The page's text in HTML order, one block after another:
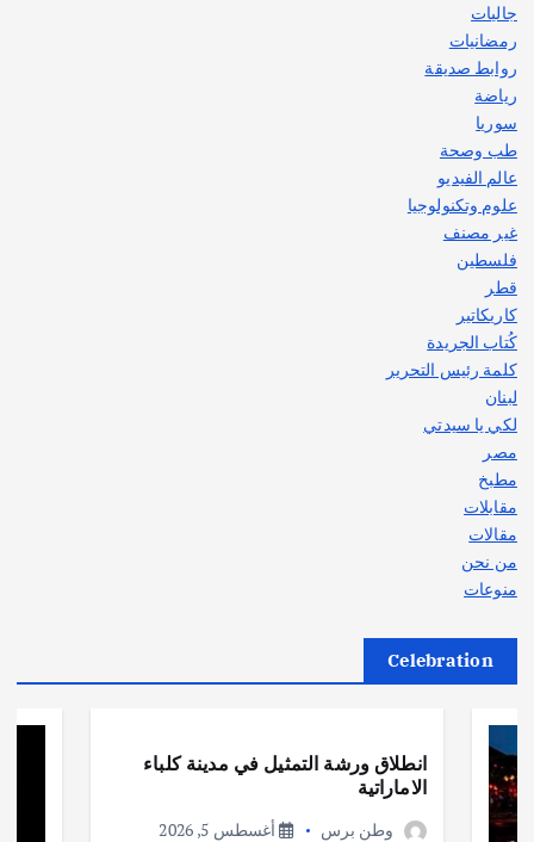
جاليات
رمضانيات
روابط صديقة
رياضة
سوريا
طب وصحة
عالم الفيديو
علوم وتكنولوجيا
غير مصنف
فلسطين
قطر
كاريكاتير
كُتاب الجريدة
كلمة رئيس التحرير
لبنان
لكي يا سيدتي
مصر
مطبخ
مقابلات
مقالات
من نحن
منوعات
Celebration
انطلاق ورشة التمثيل في مدينة كلباء
الاماراتية
وطن برس أغسطس 5, 2026